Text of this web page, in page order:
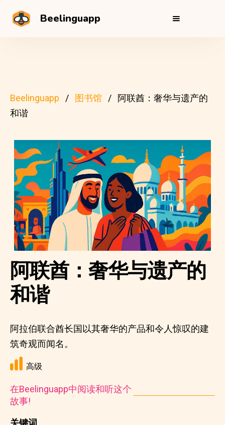
Beelinguapp
Beelinguapp 图书馆
阿联酋：奢华与遗产的
和谐
关键词
阿联酋：奢华与遗产的
和谐
阿拉伯联合酋长国以其奢华的产品和令人惊叹的建
筑奇观而闻名。
高级
在Beelinguapp中阅读和听这个
故事!